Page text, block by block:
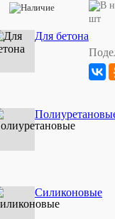
Для бетона
Силиконовые
товара:
монтажная
пена.
Идеально
окон
и
пустот
шт